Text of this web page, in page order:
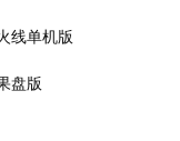
线单机版
盘版